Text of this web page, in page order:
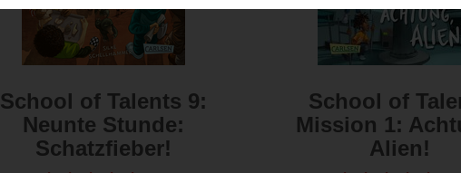
School of Talents 9:
Neunte Stunde:
Schatzfieber!
School of
Mission 1:
Alien!